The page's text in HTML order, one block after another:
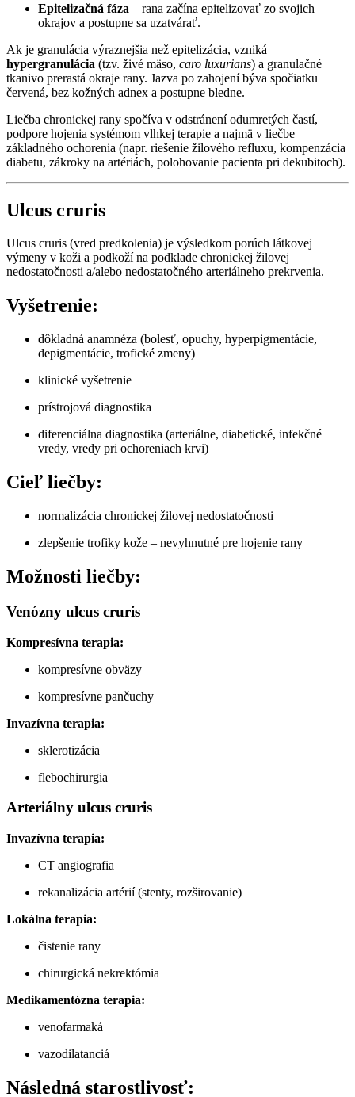
Epitelizačná fáza – rana začína epitelizovať zo svojich
okrajov a postupne sa uzatvárať.
Ak je granulácia výraznejšia než epitelizácia, vzniká
hypergranulácia (tzv. živé mäso, caro luxurians) a granulačné
tkanivo prerastá okraje rany. Jazva po zahojení býva spočiatku
červená, bez kožných adnex a postupne bledne.
Liečba chronickej rany spočíva v odstránení odumretých častí,
podpore hojenia systémom vlhkej terapie a najmä v liečbe
základného ochorenia (napr. riešenie žilového refluxu, kompenzácia
diabetu, zákroky na artériách, polohovanie pacienta pri dekubitoch).
Ulcus cruris
Ulcus cruris (vred predkolenia) je výsledkom porúch látkovej
výmeny v koži a podkoží na podklade chronickej žilovej
nedostatočnosti a/alebo nedostatočného arteriálneho prekrvenia.
Vyšetrenie:
dôkladná anamnéza (bolesť, opuchy, hyperpigmentácie,
depigmentácie, trofické zmeny)
klinické vyšetrenie
prístrojová diagnostika
diferenciálna diagnostika (arteriálne, diabetické, infekčné
vredy, vredy pri ochoreniach krvi)
Cieľ liečby:
normalizácia chronickej žilovej nedostatočnosti
zlepšenie trofiky kože – nevyhnutné pre hojenie rany
Možnosti liečby:
Venózny ulcus cruris
Kompresívna terapia:
kompresívne obväzy
kompresívne pančuchy
Invazívna terapia:
sklerotizácia
flebochirurgia
Arteriálny ulcus cruris
Invazívna terapia:
CT angiografia
rekanalizácia artérií (stenty, rozširovanie)
Lokálna terapia:
čistenie rany
chirurgická nekrektómia
Medikamentózna terapia:
venofarmaká
vazodilatanciá
Následná starostlivosť: